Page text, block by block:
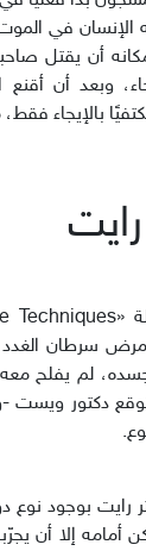
في
أن يقتل
وبعد أن
بالإيجاء
سرطان الغدد
لم يفلح
دكتور ويست
بوجود نوع
أمامه إلا أن